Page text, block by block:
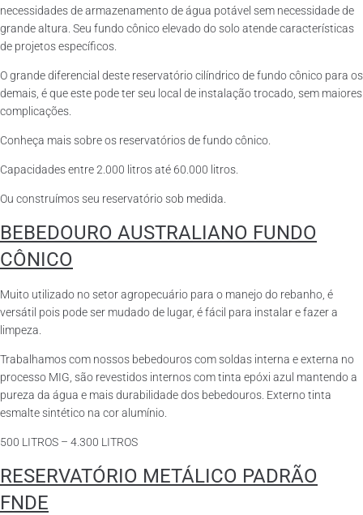
necessidades de armazenamento de água potável sem necessidade de
grande altura. Seu fundo cônico elevado do solo atende características
de projetos específicos.
O grande diferencial deste reservatório cilíndrico de fundo cônico para os
demais, é que este pode ter seu local de instalação trocado, sem maiores
complicações.
Conheça mais sobre os reservatórios de fundo cônico.
Capacidades entre 2.000 litros até 60.000 litros.
Ou construímos seu reservatório sob medida.
BEBEDOURO AUSTRALIANO FUNDO
CÔNICO
Muito utilizado no setor agropecuário para o manejo do rebanho, é
versátil pois pode ser mudado de lugar, é fácil para instalar e fazer a
limpeza.
Trabalhamos com nossos bebedouros com soldas interna e externa no
processo MIG, são revestidos internos com tinta epóxi azul mantendo a
pureza da água e mais durabilidade dos bebedouros. Externo tinta
esmalte sintético na cor alumínio.
500 LITROS – 4.300 LITROS
RESERVATÓRIO METÁLICO PADRÃO
FNDE